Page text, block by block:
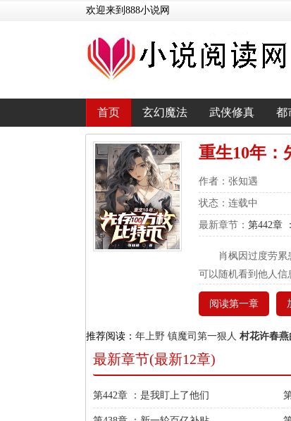
欢迎来到888小说网
首页 玄幻魔法 武侠修真 都
重生10年：
作者：张知遇
状态：连载中
最新章节： 第442章
肖枫因过度劳
可以随机看到他人
阅读第一章
推荐阅读： 年上野 镇魔司第一狠人 村花许春
最新章节(最新12章)
第442章 ：是我盯上了他们